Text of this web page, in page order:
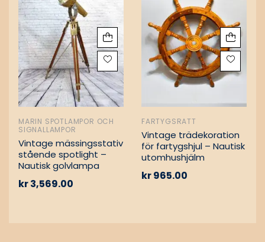
MARIN SPOTLAMPOR OCH
SIGNALLAMPOR
Vintage mässingsstativ
stående spotlight –
Nautisk golvlampa
kr3,569.00
FARTYGSRATT
Vintage trädekoration
för fartygshjul – Nautisk
utomhushjälm
kr965.00